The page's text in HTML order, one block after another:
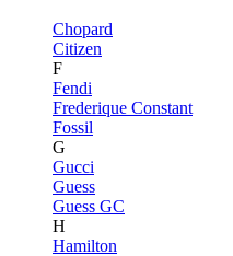
Chopard
Citizen
F
Fendi
Frederique Constant
Fossil
G
Gucci
Guess
Guess GC
H
Hamilton